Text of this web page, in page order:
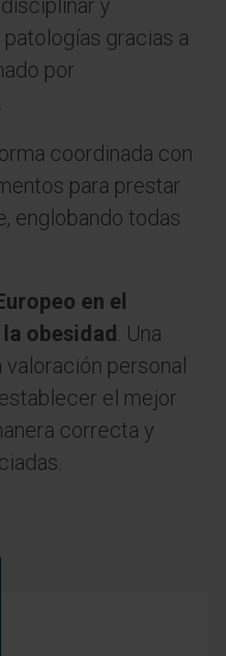
y
gracias a
por
coordinada con
para prestar
englobando todas
en el
obesidad
. Una
personal
el mejor
correcta y